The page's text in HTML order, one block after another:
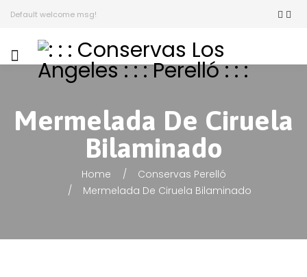
Default welcome msg!
Mermelada De Ciruela
Bilaminado
Home
Conservas Perelló
Mermelada De Ciruela Bilaminado